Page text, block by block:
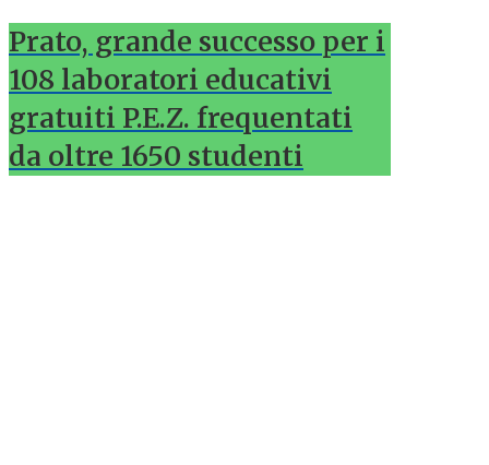
Prato, grande successo per i
108 laboratori educativi
gratuiti P.E.Z. frequentati
da oltre 1650 studenti